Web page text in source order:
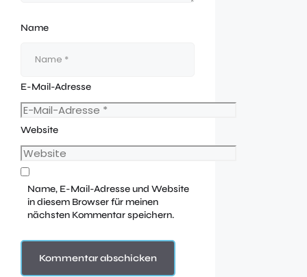
Name
E-Mail-Adresse
Website
Name, E-Mail-Adresse und Website
in diesem Browser für meinen
nächsten Kommentar speichern.